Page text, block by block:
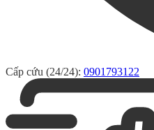
Cấp cứu (24/24): 0901793122